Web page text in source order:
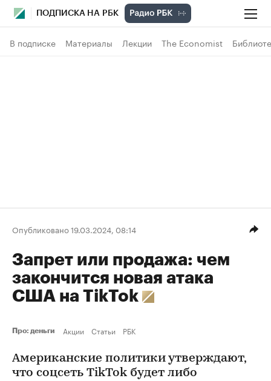
ПОДПИСКА НА РБК
В подписке Материалы Лекции The Economist
Опубликовано 19.03.2024, 08:14
Запрет или продажа: чем
закончится новая атака
США на TikTok
Про: деньги Акции Статьи РБК
Американские политики утверждают,
что соцсеть TikTok будет либо